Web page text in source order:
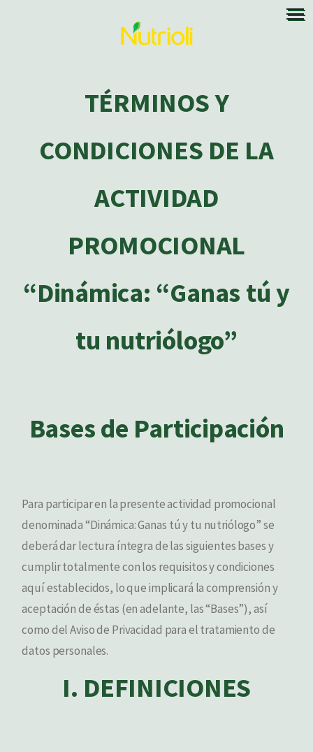
TÉRMINOS Y
CONDICIONES DE LA
ACTIVIDAD
PROMOCIONAL
“Dinámica: “Ganas tú y
tu nutriólogo”
Bases de Participación
Para participar en la presente actividad promocional
denominada “Dinámica: Ganas tú y tu nutriólogo” se
deberá dar lectura íntegra de las siguientes bases y
cumplir totalmente con los requisitos y condiciones
aquí establecidos, lo que implicará la comprensión y
aceptación de éstas (en adelante, las “Bases”), así
como del Aviso de Privacidad para el tratamiento de
datos personales.
I. DEFINICIONES